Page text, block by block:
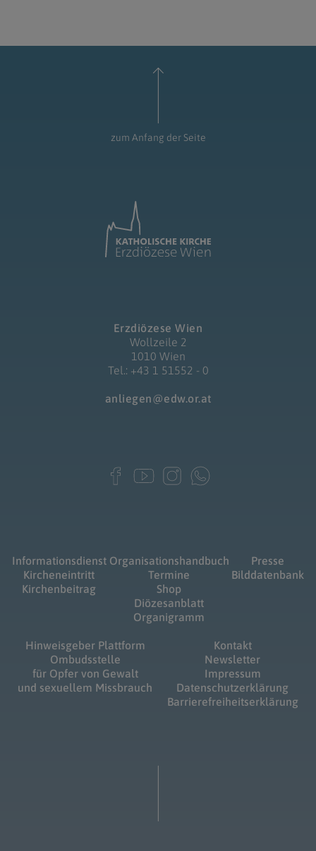
zum Anfang der Seite
Erzdiözese Wien
Wollzeile 2
1010 Wien
Tel.: +43 1 51552 - 0
anliegen@edw.or.at
Informationsdienst
Kircheneintritt
Kirchenbeitrag
Organisationshandbuch
Termine
Shop
Diözesanblatt
Organigramm
Presse
Bilddatenbank
Hinweisgeber Plattform
Ombudsstelle
für Opfer von Gewalt
und sexuellem Missbrauch
Kontakt
Newsletter
Impressum
Datenschutzerklärung
Barrierefreiheitserklärung